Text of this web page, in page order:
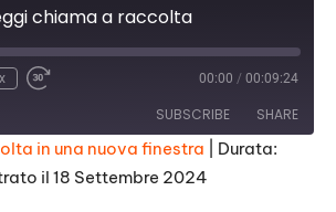
chiama a raccolta
00:00 / 00:09:24
SUBSCRIBE SHARE
in una nuova finestra
Durata:
il 18 Settembre 2024